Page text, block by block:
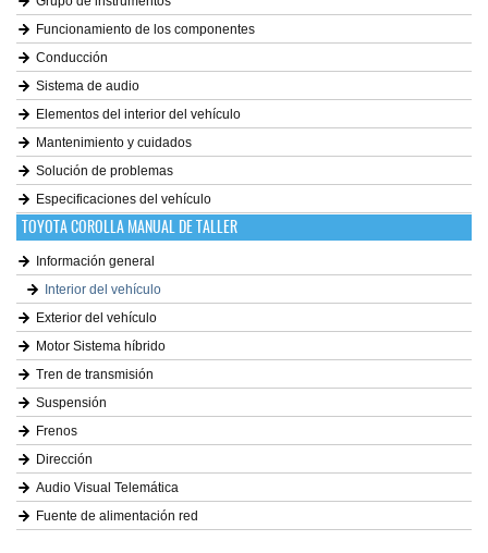
Funcionamiento de los componentes
Conducción
Sistema de audio
Elementos del interior del vehículo
Mantenimiento y cuidados
Solución de problemas
Especificaciones del vehículo
TOYOTA COROLLA MANUAL DE TALLER
Información general
Interior del vehículo
Exterior del vehículo
Motor Sistema híbrido
Tren de transmisión
Suspensión
Frenos
Dirección
Audio Visual Telemática
Fuente de alimentación red